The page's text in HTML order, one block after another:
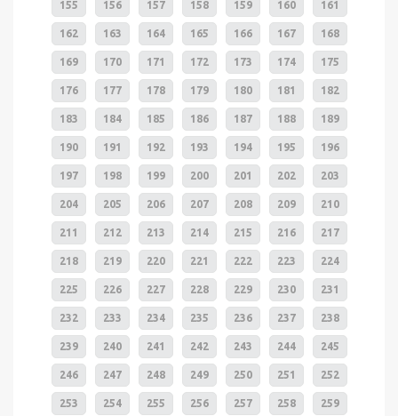
155 156 157 158 159 160 161
162 163 164 165 166 167 168
169 170 171 172 173 174 175
176 177 178 179 180 181 182
183 184 185 186 187 188 189
190 191 192 193 194 195 196
197 198 199 200 201 202 203
204 205 206 207 208 209 210
211 212 213 214 215 216 217
218 219 220 221 222 223 224
225 226 227 228 229 230 231
232 233 234 235 236 237 238
239 240 241 242 243 244 245
246 247 248 249 250 251 252
253 254 255 256 257 258 259